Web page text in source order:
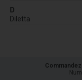
D
Diletta